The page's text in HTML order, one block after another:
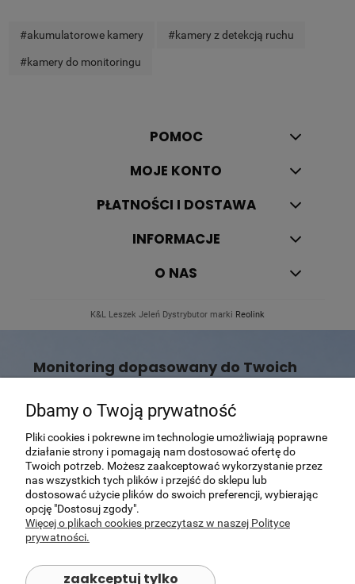
#akumulatorowe kamery #kamery z detekcją ruchu
#kamery do monitoringu
POMOC
MOJE KONTO
PŁATNOŚCI I DOSTAWA
INFORMACJE
O NAS
K&L Leszek Jeleń Dystrybutor marki Reolink
Monitoring dopasowany do Twoich
Nie wiesz, która kamera Reolink będzie najlepszym
wyborem?
Pomożemy dobrać rozwiązanie dopasowane do Twojego
domu, posesji lub firmy.
Skontaktuj się z nami
Dbamy o Twoją prywatność
Pliki cookies i pokrewne im technologie umożliwiają poprawne
działanie strony i pomagają nam dostosować ofertę do
Twoich potrzeb. Możesz zaakceptować wykorzystanie przez
nas wszystkich tych plików i przejść do sklepu lub
dostosować użycie plików do swoich preferencji, wybierając
opcję "Dostosuj zgody".
Więcej o plikach cookies przeczytasz w naszej Polityce
prywatności.
zaakceptuj tylko